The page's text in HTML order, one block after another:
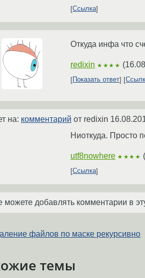
Ссылка
Откуда инфа что
redixin ★★★★ (
Показать ответ
на: комментарий от redixin
Ниоткуда. Просто
utf8nowhere ★★★★ (
Ссылка
можете добавлять комментарии в
файлов по маске рекурсивно
темы